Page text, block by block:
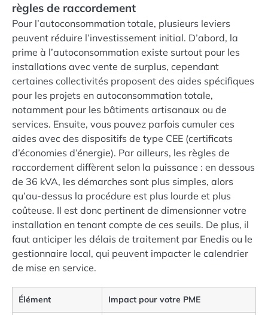
règles de raccordement
Pour l’autoconsommation totale, plusieurs leviers
peuvent réduire l’investissement initial. D’abord, la
prime à l’autoconsommation existe surtout pour les
installations avec vente de surplus, cependant
certaines collectivités proposent des aides spécifiques
pour les projets en autoconsommation totale,
notamment pour les bâtiments artisanaux ou de
services. Ensuite, vous pouvez parfois cumuler ces
aides avec des dispositifs de type CEE (certificats
d’économies d’énergie). Par ailleurs, les règles de
raccordement diffèrent selon la puissance : en dessous
de 36 kVA, les démarches sont plus simples, alors
qu’au-dessus la procédure est plus lourde et plus
coûteuse. Il est donc pertinent de dimensionner votre
installation en tenant compte de ces seuils. De plus, il
faut anticiper les délais de traitement par Enedis ou le
gestionnaire local, qui peuvent impacter le calendrier
de mise en service.
Élément Impact pour votre PME